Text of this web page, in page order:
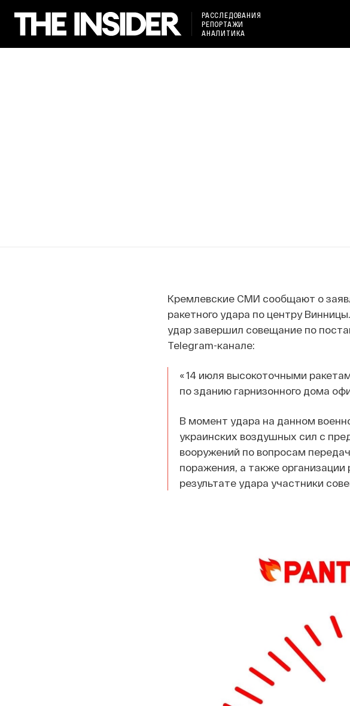
РАССЛЕДОВАНИЯ
РЕПОРТАЖИ
АНАЛИТИКА
Кремлевские СМИ сообщают о
ракетного удара по центру
удар завершил совещание по
Telegram-канале:
« 14 июля высокоточными
по зданию гарнизонного дома
В момент удара на данном
украинских воздушных сил с
вооружений по вопросам
поражения, а также организации
результате удара участники